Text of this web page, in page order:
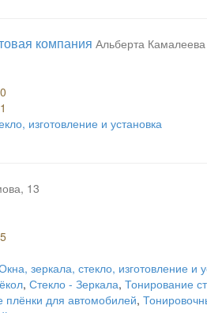
компания Альберта
изготовление и установка
13
зеркала, стекло, изготовление и
, Стекло - Зеркала, Тонирование
для автомобилей,